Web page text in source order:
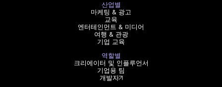
산업별
마케팅 & 광고
교육
엔터테인먼트 & 미디어
여행 & 관광
기업 교육
역할별
크리에이터 및 인플루언서
기업용 팀
개발자